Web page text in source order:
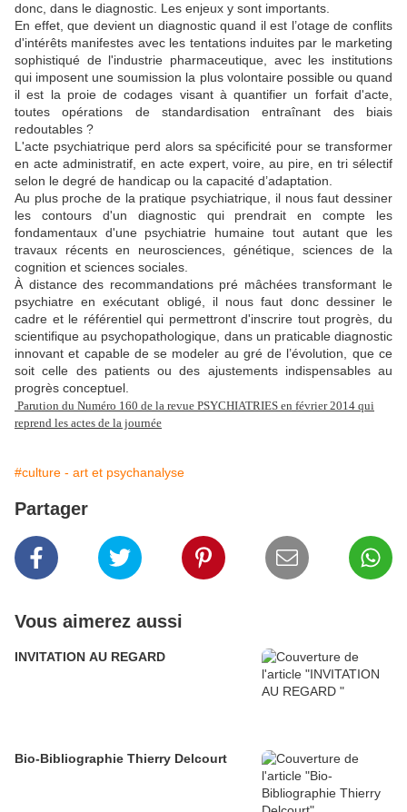
donc, dans le diagnostic. Les enjeux y sont importants.
En effet, que devient un diagnostic quand il est l’otage de conflits
d'intérêts manifestes avec les tentations induites par le marketing
sophistiqué de l'industrie pharmaceutique, avec les institutions
qui imposent une soumission la plus volontaire possible ou quand
il est la proie de codages visant à quantifier un forfait d'acte,
toutes opérations de standardisation entraînant des biais
redoutables ?
L'acte psychiatrique perd alors sa spécificité pour se transformer
en acte administratif, en acte expert, voire, au pire, en tri sélectif
selon le degré de handicap ou la capacité d’adaptation.
Au plus proche de la pratique psychiatrique, il nous faut dessiner
les contours d'un diagnostic qui prendrait en compte les
fondamentaux d'une psychiatrie humaine tout autant que les
travaux récents en neurosciences, génétique, sciences de la
cognition et sciences sociales.
À distance des recommandations pré mâchées transformant le
psychiatre en exécutant obligé, il nous faut donc dessiner le
cadre et le référentiel qui permettront d'inscrire tout progrès, du
scientifique au psychopathologique, dans un praticable diagnostic
innovant et capable de se modeler au gré de l’évolution, que ce
soit celle des patients ou des ajustements indispensables au
progrès conceptuel.
Parution du Numéro 160 de la revue PSYCHIATRIES en février 2014 qui
reprend les actes de la journée
#culture - art et psychanalyse
Partager
Vous aimerez aussi
INVITATION AU REGARD
Bio-Bibliographie Thierry Delcourt